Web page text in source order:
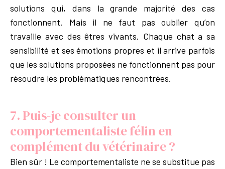
solutions qui, dans la grande majorité des cas
fonctionnent. Mais il ne faut pas oublier qu’on
travaille avec des êtres vivants. Chaque chat a sa
sensibilité et ses émotions propres et il arrive parfois
que les solutions proposées ne fonctionnent pas pour
résoudre les problématiques rencontrées.
7. Puis-je consulter un
comportementaliste félin en
complément du vétérinaire ?
Bien sûr ! Le comportementaliste ne se substitue pas